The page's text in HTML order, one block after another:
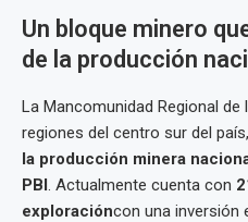
Un bloque minero
de la producción
La Mancomunidad Regional
regiones del centro sur del
la producción minera
PBI. Actualmente cuenta con
exploracióncon una inversión